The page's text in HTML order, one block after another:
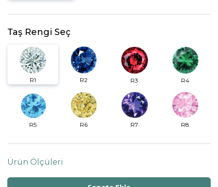
Taş Rengi Seç
R1 R2 R3 R4
R5 R6 R7 R8
Ürün Ölçüleri